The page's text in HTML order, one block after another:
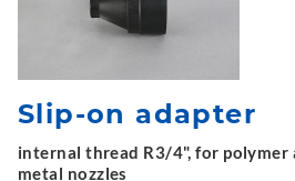
Slip-on adapter
internal thread R3/4", for polymer
metal nozzles